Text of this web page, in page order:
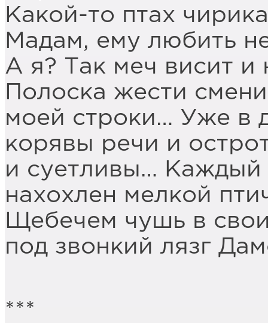
Какой-то птах
Мадам, ему любить
А я? Так меч висит и
Полоска жести
моeй строки… Уже в
корявы речи и
и суетливы… Каждый
нахохлен мелкой
Щебечем чушь в
под звонкий лязг
***